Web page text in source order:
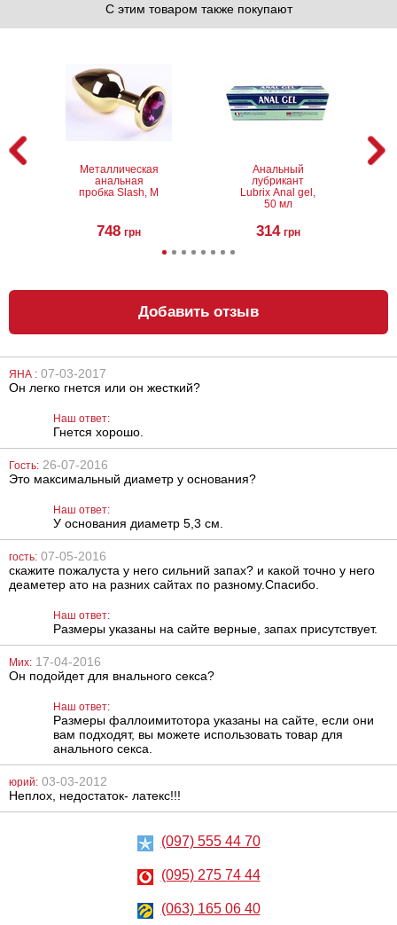
С этим товаром также покупают
Металлическая
анальная
пробка Slash, M
748 грн
Анальный
лубрикант
Lubrix Anal gel,
50 мл
314 грн
Насадка -
Harness
751 грн 324 грн
стимулятор
Baile Pretty Love
Special Anal
Stimulation
1014 грн
фаллоимитатор
8 inch на
фаллоимитатор
Vac-u-lock
лубрикант на
водной основе
Добавить отзыв
ЯНА : 07-03-2017
Он легко гнется или он жесткий?
Наш ответ:
Гнется хорошо.
Гость: 26-07-2016
Это максимальный диаметр у основания?
Наш ответ:
У основания диаметр 5,3 см.
гость: 07-05-2016
скажите пожалуста у него сильний запах? и какой точно у него
деаметер ато на разних сайтах по разному.Спасибо.
Наш ответ:
Размеры указаны на сайте верные, запах присутствует.
Мих: 17-04-2016
Он подойдет для внального секса?
Наш ответ:
Размеры фаллоимитотора указаны на сайте, если они
вам подходят, вы можете использовать товар для
анального секса.
юрий: 03-03-2012
Неплох, недостаток- латекс!!!
(097) 555 44 70
(095) 275 74 44
(063) 165 06 40